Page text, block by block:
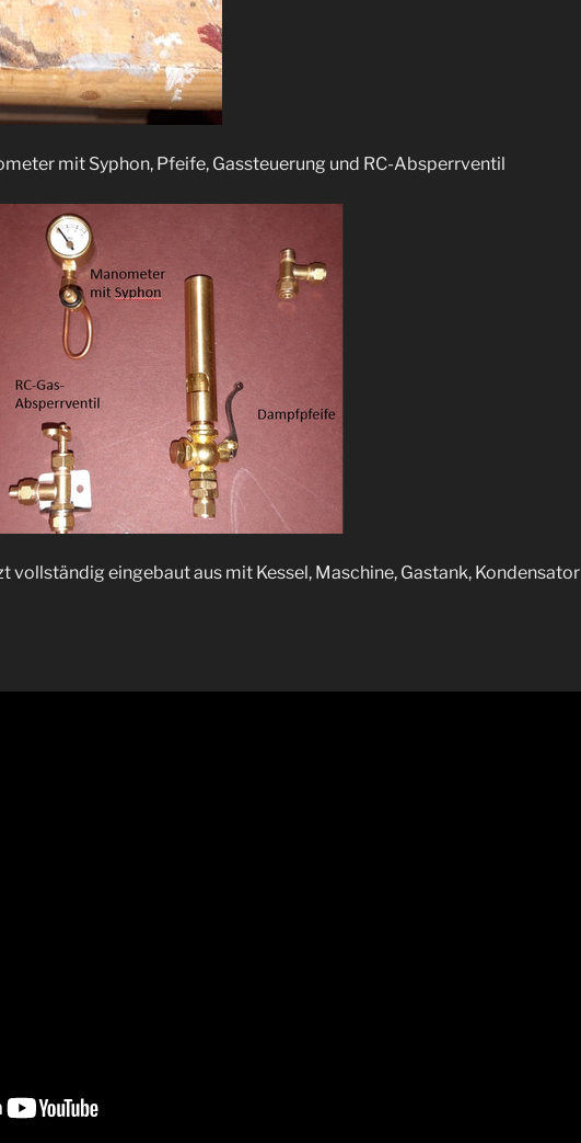
mit Syphon, Pfeife, Gassteuerung und RC-Absperrventil
vollständig eingebaut aus mit Kessel, Maschine, Gastank, Kondensator